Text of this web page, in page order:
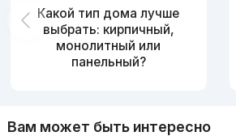
Какой тип дома лучше
выбрать: кирпичный,
монолитный или
панельный?
Вам может быть интересно